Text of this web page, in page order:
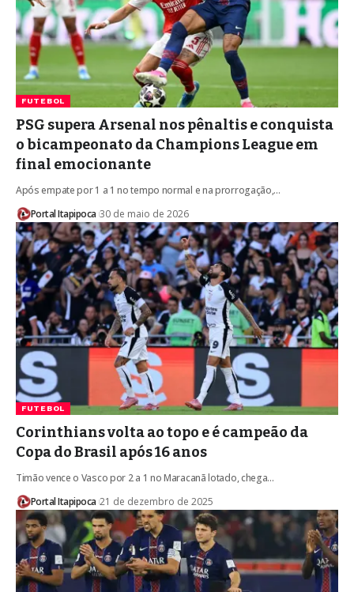
FUTEBOL
PSG supera Arsenal nos pênaltis e conquista
o bicampeonato da Champions League em
final emocionante
Após empate por 1 a 1 no tempo normal e na prorrogação,…
Portal Itapipoca 30 de maio de 2026
FUTEBOL
Corinthians volta ao topo e é campeão da
Copa do Brasil após 16 anos
Timão vence o Vasco por 2 a 1 no Maracanã lotado, chega…
Portal Itapipoca 21 de dezembro de 2025